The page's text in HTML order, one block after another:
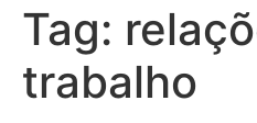
Tag:
trabalho